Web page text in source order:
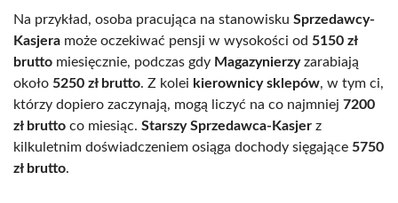
Na przykład, osoba pracująca na stanowisku Sprzedawcy-
Kasjera może oczekiwać pensji w wysokości od 5150 zł
brutto miesięcznie, podczas gdy Magazynierzyzarabiają
około 5250 zł brutto. Z kolei kierownicy sklepów, w tym ci,
którzy dopiero zaczynają, mogą liczyć na co najmniej 7200
zł brutto co miesiąc. Starszy Sprzedawca-Kasjer z
kilkuletnim doświadczeniem osiąga dochody sięgające 5750
zł brutto.